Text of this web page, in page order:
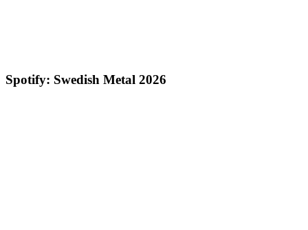
Spotify: Swedish Metal 2026